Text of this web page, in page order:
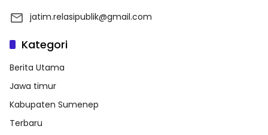
jatim.relasipublik@gmail.com
Kategori
Berita Utama
Jawa timur
Kabupaten Sumenep
Terbaru